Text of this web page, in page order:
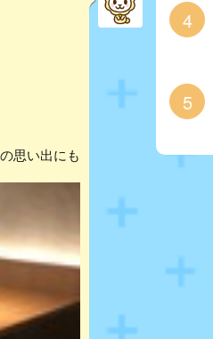
思い出にも
4
5